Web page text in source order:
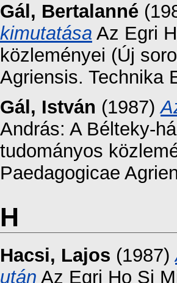
Gál, Bertalanné
kimutatása Az Egri
közleményei (Új
Agriensis. Technika
Gál, István (1987)
András: A Bélteky-
tudományos
Paedagogicae
H
Hacsi, Lajos (1987)
után Az Egri Ho Si